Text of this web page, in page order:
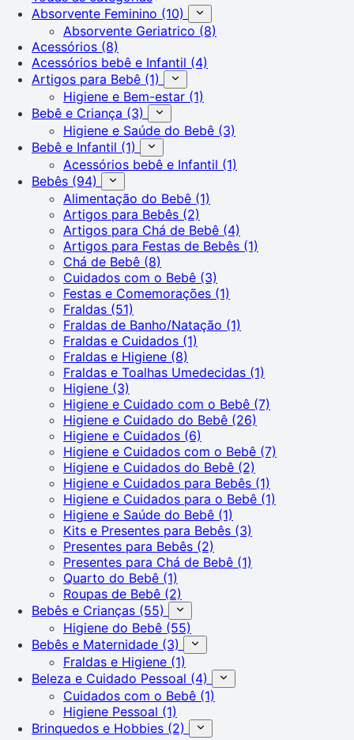
Absorvente Feminino (10)
Absorvente Geriatrico (8)
Acessórios (8)
Acessórios bebê e Infantil (4)
Artigos para Bebê (1)
Higiene e Bem-estar (1)
Bebê e Criança (3)
Higiene e Saúde do Bebê (3)
Bebê e Infantil (1)
Acessórios bebê e Infantil (1)
Bebês (94)
Alimentação do Bebê (1)
Artigos para Bebês (2)
Artigos para Chá de Bebê (4)
Artigos para Festas de Bebês (1)
Chá de Bebê (8)
Cuidados com o Bebê (3)
Festas e Comemorações (1)
Fraldas (51)
Fraldas de Banho/Natação (1)
Fraldas e Cuidados (1)
Fraldas e Higiene (8)
Fraldas e Toalhas Umedecidas (1)
Higiene (3)
Higiene e Cuidado com o Bebê (7)
Higiene e Cuidado do Bebê (26)
Higiene e Cuidados (6)
Higiene e Cuidados com o Bebê (7)
Higiene e Cuidados do Bebê (2)
Higiene e Cuidados para Bebês (1)
Higiene e Cuidados para o Bebê (1)
Higiene e Saúde do Bebê (1)
Kits e Presentes para Bebês (3)
Presentes para Bebês (2)
Presentes para Chá de Bebê (1)
Quarto do Bebê (1)
Roupas de Bebê (2)
Bebês e Crianças (55)
Higiene do Bebê (55)
Bebês e Maternidade (3)
Fraldas e Higiene (1)
Beleza e Cuidado Pessoal (4)
Cuidados com o Bebê (1)
Higiene Pessoal (1)
Brinquedos e Hobbies (2)